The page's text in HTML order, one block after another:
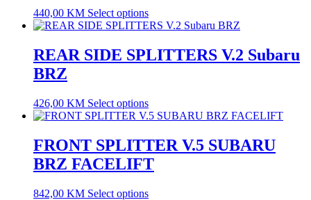
440,00 KM Select options
REAR SIDE SPLITTERS V.2 Subaru
BRZ
426,00 KM Select options
FRONT SPLITTER V.5 SUBARU
BRZ FACELIFT
842,00 KM Select options